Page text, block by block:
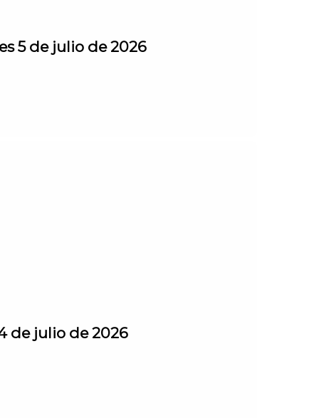
5 de julio de 2026
de julio de 2026